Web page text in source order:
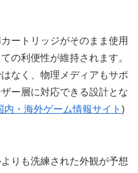
ートリッジがそのまま使用
の利便性が維持されます。
なく、物理メディアもサポ
ー層に対応できる設計とな
内・海外ゲーム情報サイト )​
りも洗練された外観が予想